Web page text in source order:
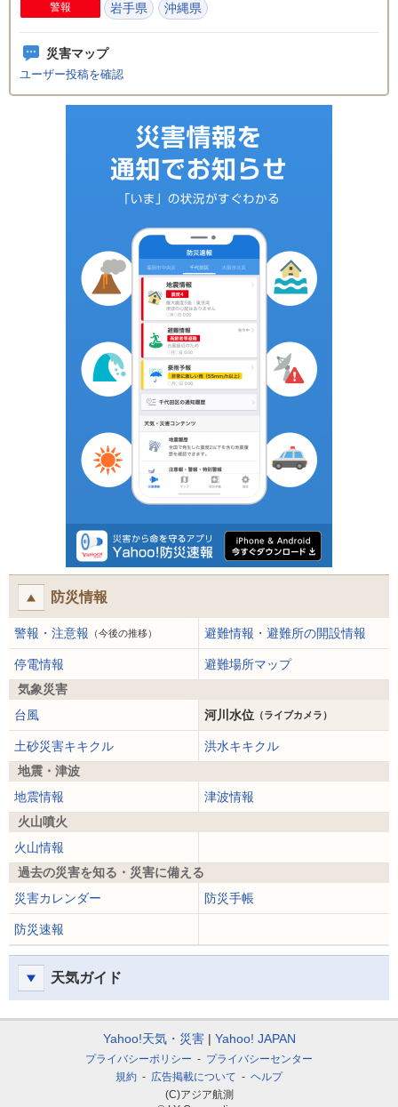
警報 岩手県 沖縄県
災害マップ
ユーザー投稿を確認
防災情報
警報・注意報 （今後の推移） 避難情報・避難所の開設情報
停電情報
避難場所マップ
気象災害
台風
河川水位 （ライブカメラ）
土砂災害キキクル
洪水キキクル
地震・津波
地震情報
津波情報
火山噴火
火山情報
過去の災害を知る・災害に備える
災害カレンダー
防災手帳
防災速報
天気ガイド
Yahoo!天気・災害 Yahoo! JAPAN
プライバシーポリシー
プライバシーセンター
規約
広告掲載について
ヘルプ
(C)アジア航測